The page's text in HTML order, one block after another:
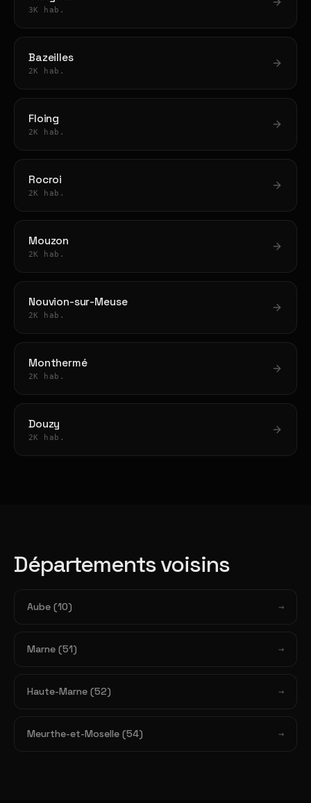
3K hab.
Bazeilles
2K hab.
Floing
2K hab.
Rocroi
2K hab.
Mouzon
2K hab.
Nouvion-sur-Meuse
2K hab.
Monthermé
2K hab.
Douzy
2K hab.
Départements voisins
Aube (10)
Marne (51)
Haute-Marne (52)
Meurthe-et-Moselle (54)